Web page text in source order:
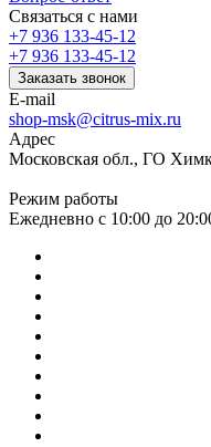
Связаться с нами
+7 936 133-45-12
+7 936 133-45-12
Заказать звонок
E-mail
shop-msk@citrus-mix.ru
Адрес
Московская обл., ГО
Режим работы
Ежедневно с 10:00 до